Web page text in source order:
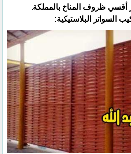
أقسي ظروف المناخ بالمملكة.‏
السواتر البلاستيكية:‏